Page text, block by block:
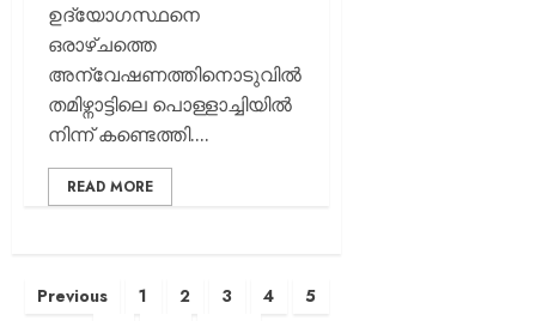
ഉദ്യോഗസ്ഥനെ
ഒരാഴ്ചത്തെ
അന്വേഷണത്തിനൊടുവിൽ
തമിഴ്നാട്ടിലെ പൊള്ളാച്ചിയിൽ
നിന്ന് കണ്ടെത്തി....
READ MORE
Previous 1 2 3 4
5